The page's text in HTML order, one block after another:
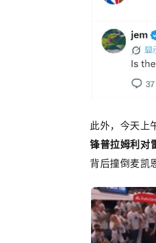
此外，今天上
锋普拉姆利对
背后撞倒麦凯